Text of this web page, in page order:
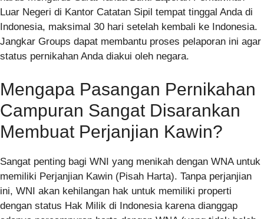
Luar Negeri di Kantor Catatan Sipil tempat tinggal Anda di
Indonesia, maksimal 30 hari setelah kembali ke Indonesia.
Jangkar Groups dapat membantu proses pelaporan ini agar
status pernikahan Anda diakui oleh negara.
Mengapa Pasangan Pernikahan
Campuran Sangat Disarankan
Membuat Perjanjian Kawin?
Sangat penting bagi WNI yang menikah dengan WNA untuk
memiliki Perjanjian Kawin (Pisah Harta). Tanpa perjanjian
ini, WNI akan kehilangan hak untuk memiliki properti
dengan status Hak Milik di Indonesia karena dianggap